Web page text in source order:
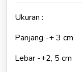
Ukuran :
Panjang -+ 3 cm
Lebar -+2, 5 cm